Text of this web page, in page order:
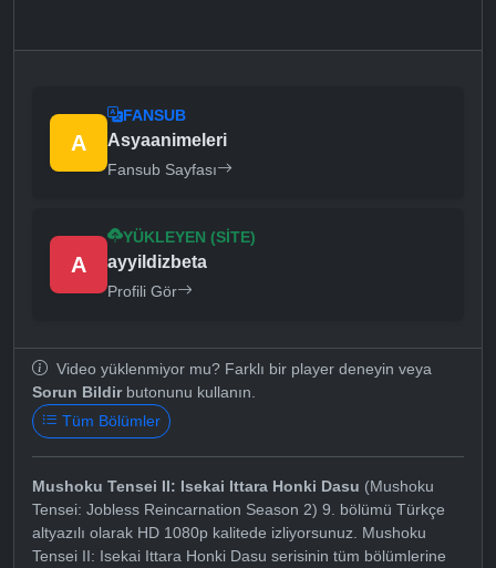
A
FANSUB
Asyaanimeleri
Fansub Sayfası
A
YÜKLEYEN (SITE)
ayyildizbeta
Profili Gör
Video yüklenmiyor mu? Farklı bir player deneyin veya
Sorun Bildirbutonunu kullanın.
Tüm Bölümler
Mushoku Tensei II: Isekai Ittara Honki Dasu (Mushoku
Tensei: Jobless Reincarnation Season 2) 9. bölümü Türkçe
altyazılı olarak HD 1080p kalitede izliyorsunuz. Mushoku
Tensei II: Isekai Ittara Honki Dasu serisinin tüm bölümlerine